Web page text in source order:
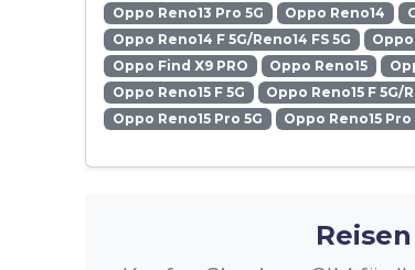
Oppo Reno13 Pro 5G
Oppo Reno14
Oppo Reno14 F 5G/Reno14 FS 5G
Oppo Find X9 PRO
Oppo Reno15
Oppo Reno15 F 5G
Oppo Reno15 F 5G/
Oppo Reno15 Pro 5G
Oppo Reno15 Pro